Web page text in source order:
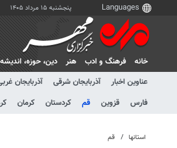
پنجشنبه ۱۵ مرداد ۱۴۰۵
خانه فرهنگ و ادب هنر دين، حوزه، انديشه
عناوین اخبار
آذربایجان شرقی آذربایجان
فارس
قزوین قم کردستان کرمان
استانها قم